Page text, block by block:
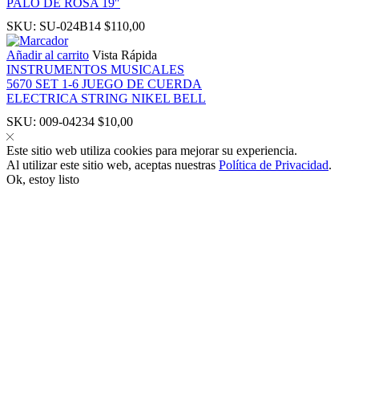
SKU: SU-024B14 $110,00
Añadir al carrito Vista Rápida
INSTRUMENTOS MUSICALES
5670 SET 1-6 JUEGO DE CUERDA
ELECTRICA STRING NIKEL BELL
SKU: 009-04234 $10,00
Este sitio web utiliza cookies para mejorar su experiencia.
Al utilizar este sitio web, aceptas nuestras Política de Privacidad.
Ok, estoy listo